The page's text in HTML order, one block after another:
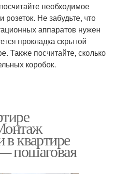
необходимое
Не забудьте, что
аппаратов нужен
прокладка скрытой
Также посчитайте, сколько
коробок.
в квартире
пошаговая